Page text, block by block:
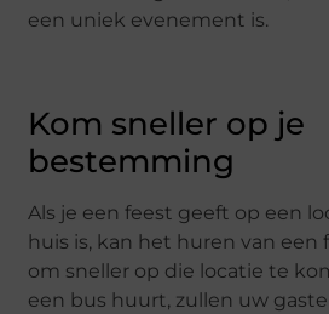
een uniek evenement is.
Kom sneller op je
bestemming
Als je een feest geeft op een
huis is, kan het huren van een
om sneller op die locatie te
een bus huurt, zullen uw